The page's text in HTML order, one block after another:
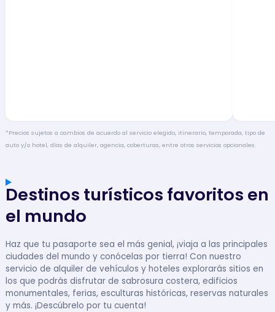
*Precios sujetos a cambios de acuerdo al servicio elegido, itinerario, temporada, tipo de
auto y/o hotel, días de alquiler, agencia, coberturas, entre otros servicios opcionales.
Destinos turísticos favoritos en
el mundo
Haz que tu pasaporte sea el más genial, ¡viaja a las principales
ciudades del mundo y conócelas por tierra! Con nuestro
servicio de alquiler de vehículos y hoteles explorarás sitios en
los que podrás disfrutar de sabrosura costera, edificios
monumentales, ferias, esculturas históricas, reservas naturales
y más. ¡Descúbrelo por tu cuenta!